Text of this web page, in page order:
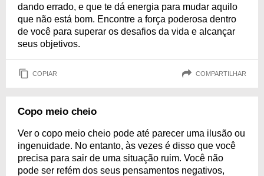
dando errado, e que te dá energia para mudar aquilo
que não está bom. Encontre a força poderosa dentro
de você para superar os desafios da vida e alcançar
seus objetivos.
COPIAR COMPARTILHAR
Copo meio cheio
Ver o copo meio cheio pode até parecer uma ilusão ou
ingenuidade. No entanto, às vezes é disso que você
precisa para sair de uma situação ruim. Você não
pode ser refém dos seus pensamentos negativos,